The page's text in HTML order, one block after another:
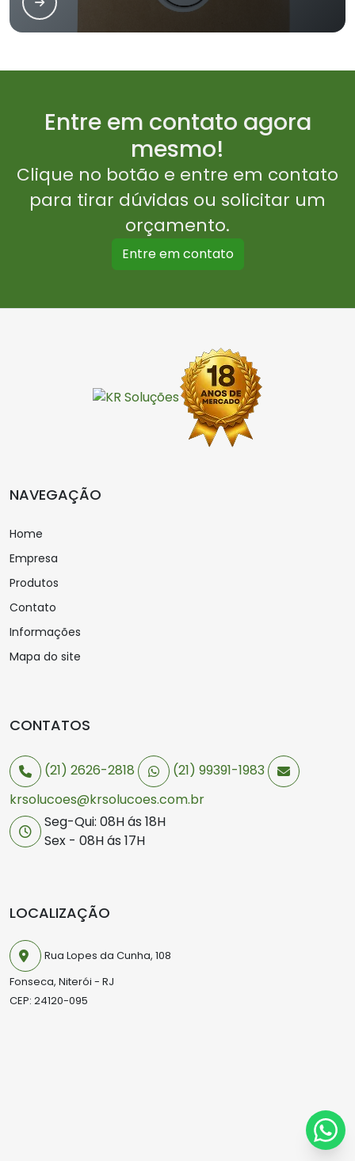
Entre em contato agora
mesmo!
Clique no botão e entre em contato
para tirar dúvidas ou solicitar um
orçamento.
Entre em contato
NAVEGAÇÃO
Home
Empresa
Produtos
Contato
Informações
Mapa do site
CONTATOS
(21) 2626-2818
(21) 99391-1983
krsolucoes@krsolucoes.com.br
Seg-Qui: 08H ás 18H
Sex - 08H ás 17H
LOCALIZAÇÃO
Rua Lopes da Cunha, 108
Fonseca, Niterói - RJ
CEP: 24120-095